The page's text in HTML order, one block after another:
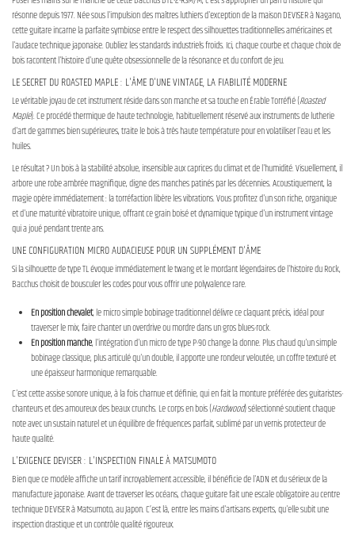
résonne depuis 1977. Née sous l'impulsion des maîtres luthiers d'exception de la maison DEVISER à Nagano,
cette guitare incarne la parfaite symbiose entre le respect des silhouettes traditionnelles américaines et
l'audace technique japonaise. Oubliez les standards industriels froids. Ici, chaque courbe et chaque choix de
bois racontent l'histoire d'une quête obsessionnelle de la résonance et du confort de jeu.
LE SECRET DU ROASTED MAPLE : L'ÂME D'UNE VINTAGE, LA FIABILITÉ MODERNE
Le véritable joyau de cet instrument réside dans son manche et sa touche en Érable Torréfié (Roasted
Maple). Ce procédé thermique de haute technologie, habituellement réservé aux instruments de lutherie
d'art de gammes bien supérieures, traite le bois à très haute température pour en volatiliser l'eau et les
huiles.
Le résultat ? Un bois à la stabilité absolue, insensible aux caprices du climat et de l'humidité. Visuellement, il
arbore une robe ambrée magnifique, digne des manches patinés par les décennies. Acoustiquement, la
magie opère immédiatement : la torréfaction libère les vibrations. Vous profitez d'un son riche, organique
et d'une maturité vibratoire unique, offrant ce grain boisé et dynamique typique d'un instrument vintage
qui a joué pendant trente ans.
UNE CONFIGURATION MICRO AUDACIEUSE POUR UN SUPPLÉMENT D'ÂME
Si la silhouette de type TL évoque immédiatement le twang et le mordant légendaires de l'histoire du Rock,
Bacchus choisit de bousculer les codes pour vous offrir une polyvalence rare.
En position chevalet, le micro simple bobinage traditionnel délivre ce claquant précis, idéal pour
traverser le mix, faire chanter un overdrive ou mordre dans un gros blues-rock.
En position manche, l'intégration d'un micro de type P-90 change la donne. Plus chaud qu'un simple
bobinage classique, plus articulé qu'un double, il apporte une rondeur veloutée, un coffre texturé et
une épaisseur harmonique remarquable.
C'est cette assise sonore unique, à la fois charnue et définie, qui en fait la monture préférée des guitaristes-
chanteurs et des amoureux des beaux crunchs. Le corps en bois (Hardwood) sélectionné soutient chaque
note avec un sustain naturel et un équilibre de fréquences parfait, sublimé par un vernis protecteur de
haute qualité.
L'EXIGENCE DEVISER : L'INSPECTION FINALE À MATSUMOTO
Bien que ce modèle affiche un tarif incroyablement accessible, il bénéficie de l'ADN et du sérieux de la
manufacture japonaise. Avant de traverser les océans, chaque guitare fait une escale obligatoire au centre
technique DEVISER à Matsumoto, au Japon. C’est là, entre les mains d'artisans experts, qu'elle subit une
inspection drastique et un contrôle qualité rigoureux.